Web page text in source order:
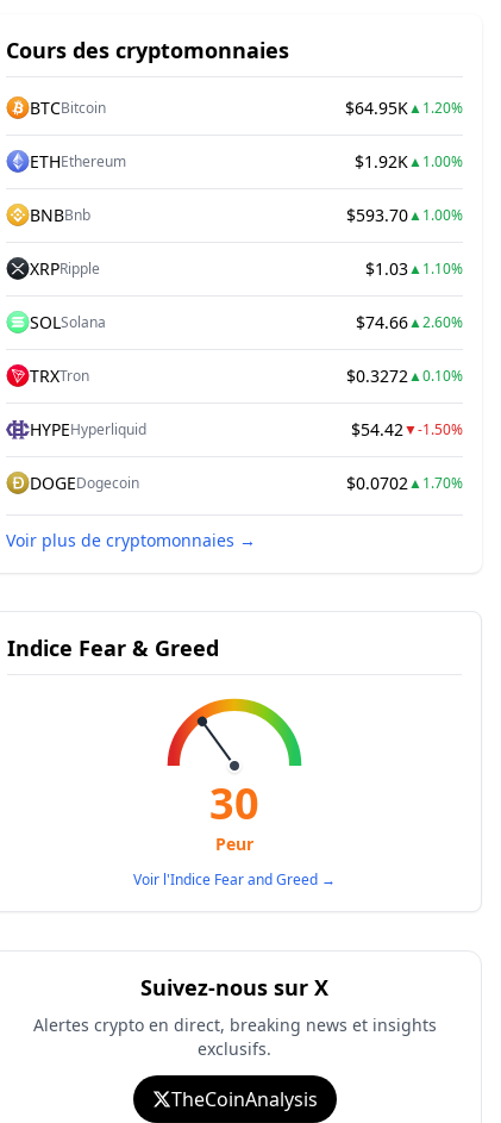
Cours des cryptomonnaies
BTCBitcoin $64.95K▲1.20%
ETHEthereum $1.92K▲1.00%
BNBBnb $593.70▲1.00%
XRPRipple $1.03▲1.10%
SOLSolana $74.66▲2.60%
TRXTron $0.3272▲0.10%
HYPEHyperliquid $54.42▼-1.50%
DOGEDogecoin $0.0702▲1.70%
Voir plus de cryptomonnaies →
Indice Fear & Greed
30
Peur
Voir l'Indice Fear and Greed →
Suivez-nous sur X
Alertes crypto en direct, breaking news et insights
exclusifs.
TheCoinAnalysis